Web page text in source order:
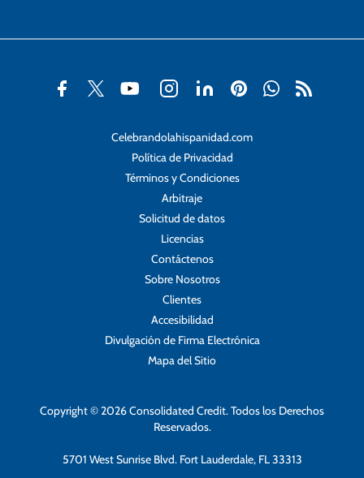
Celebrandolahispanidad.com
Política de Privacidad
Términos y Condiciones
Arbitraje
Solicitud de datos
Licencias
Contáctenos
Sobre Nosotros
Clientes
Accesibilidad
Divulgación de Firma Electrónica
Mapa del Sitio
Copyright © 2026 Consolidated Credit. Todos los Derechos
Reservados.
5701 West Sunrise Blvd. Fort Lauderdale, FL 33313